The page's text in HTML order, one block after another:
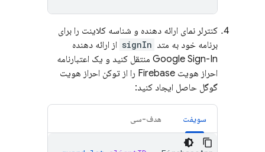
کنترلر نمای ارائه دهنده و شناسه کلاینت را برای
برنامه خود به متد signIn از ارائه دهنده
Google Sign-In منتقل کنید و یک اعتبارنامه
احراز هویت Firebase را از توکن احراز هویت
گوگل حاصل ایجاد کنید:
سویفت هدف-سی